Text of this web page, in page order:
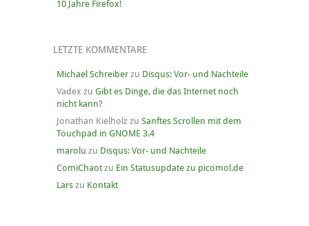
10 Jahre Firefox!
LETZTE KOMMENTARE
Michael Schreiberzu Disqus: Vor- und Nachteile
Vadex zu Gibt es Dinge, die das Internet noch
nicht kann?
Jonathan Kielholz zu Sanftes Scrollen mit dem
Touchpad in GNOME 3.4
marolu zu Disqus: Vor- und Nachteile
ComiChaotzu Ein Statusupdate zu picomol.de
Larszu Kontakt